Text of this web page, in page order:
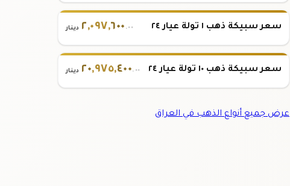
سعر سبيكة ذهب ١ تولة عيار ٢٤ ٢,٠٩٧,٦٠٠ .٠٠ دينار
سعر سبيكة ذهب ١٠ تولة عيار ٢٤ ٢٠,٩٧٥,٤٠٠.٠٠ دينار
عرض جميع أنواع الذهب في العراق